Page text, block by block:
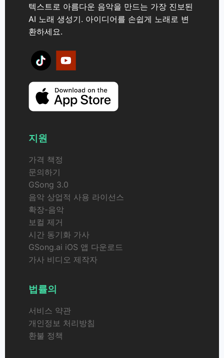
텍스트로 아름다운 음악을 만드는 가장 진보된
AI 노래 생성기. 아이디어를 손쉽게 노래로 변
환하세요.
지원
가격 책정
문의하기
GSong 3.0
음악 상업적 사용 라이선스
확장-음악
보컬 제거
시간 동기화 가사
GSong.ai iOS 앱 다운로드
가사 비디오 제작자
법률의
서비스 약관
개인정보 처리방침
환불 정책